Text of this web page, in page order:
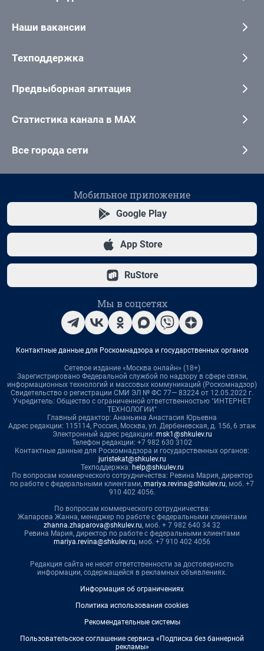
Наши вакансии
Техподдержка
Предвыборная агитация
Статистика канала в MAX
Все города сети
Мобильное приложение
Google Play
App Store
RuStore
Мы в соцсетях
Контактные данные для Роскомнадзора и государственных органов
Сетевое издание «Москва онлайн» (18+)
Зарегистрировано Федеральной службой по надзору в сфере связи,
информационных технологий и массовых коммуникаций (Роскомнадзор)
Свидетельство о регистрации СМИ ЭЛ № ФС 77— 83224 от 12.05.2022 г.
Учредитель: Общество с ограниченной ответственностью "ИНТЕРНЕТ
ТЕХНОЛОГИИ"
Главный редактор: Ананьина Анастасия Юрьевна
Адрес редакции: 115114, Россия, Москва, ул. Дербеневская, д. 15б, 6 этаж
Электронный адрес редакции: msk1@shkulev.ru
Телефон редакции: +7 982 630 3102
Контактные данные для Роскомнадзора и государственных органов:
juristekat@shkulev.ru
Техподдержка: help@shkulev.ru
По вопросам коммерческого сотрудничества: Ревина Мария, директор
по работе с федеральными клиентами, mariya.revina@shkulev.ru, моб. +7
910 402 4056.
По вопросам коммерческого сотрудничества:
Жапарова Жанна, менеджер по работе с федеральными клиентами
zhanna.zhaparova@shkulev.ru, моб. + 7 982 640 34 32
Ревина Мария, директор по работе с федеральными клиентами
mariya.revina@shkulev.ru, моб. +7 910 402 4056
Редакция сайта не несет ответственности за достоверность
информации, содержащейся в рекламных объявлениях.
Информация об ограничениях
Политика использования cookies
Рекомендательные системы
Пользовательское соглашение сервиса «Подписка без баннерной
рекламы»